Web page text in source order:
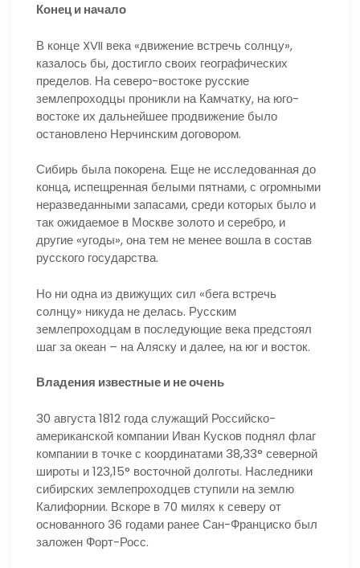
Конец и начало
В конце XVII века «движение встречь солнцу»,
казалось бы, достигло своих географических
пределов. На северо-востоке русские
землепроходцы проникли на Камчатку, на юго-
востоке их дальнейшее продвижение было
остановлено Нерчинским договором.
Сибирь была покорена. Еще не исследованная до
конца, испещренная белыми пятнами, с огромными
неразведанными запасами, среди которых было и
так ожидаемое в Москве золото и серебро, и
другие «угоды», она тем не менее вошла в состав
русского государства.
Но ни одна из движущих сил «бега встречь
солнцу» никуда не делась. Русским
землепроходцам в последующие века предстоял
шаг за океан – на Аляску и далее, на юг и восток.
Владения известные и не очень
30 августа 1812 года служащий Российско-
американской компании Иван Кусков поднял флаг
компании в точке с координатами 38,33° северной
широты и 123,15° восточной долготы. Наследники
сибирских землепроходцев ступили на землю
Калифорнии. Вскоре в 70 милях к северу от
основанного 36 годами ранее Сан-Франциско был
заложен Форт-Росс.